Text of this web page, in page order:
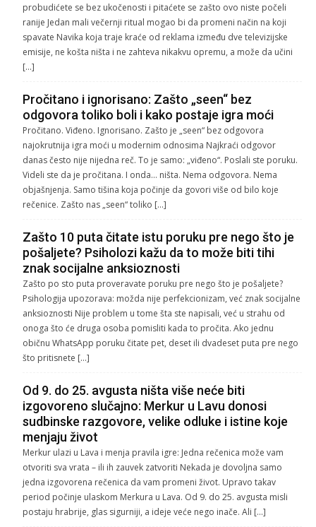
probudićete se bez ukočenosti i pitaćete se zašto ovo niste počeli
ranije Jedan mali večernji ritual mogao bi da promeni način na koji
spavate Navika koja traje kraće od reklama između dve televizijske
emisije, ne košta ništa i ne zahteva nikakvu opremu, a može da učini
[…]
Pročitano i ignorisano: Zašto „seen“ bez
odgovora toliko boli i kako postaje igra moći
Pročitano. Viđeno. Ignorisano. Zašto je „seen“ bez odgovora
najokrutnija igra moći u modernim odnosima Najkraći odgovor
danas često nije nijedna reč. To je samo: „viđeno“. Poslali ste poruku.
Videli ste da je pročitana. I onda… ništa. Nema odgovora. Nema
objašnjenja. Samo tišina koja počinje da govori više od bilo koje
rečenice. Zašto nas „seen“ toliko […]
Zašto 10 puta čitate istu poruku pre nego što je
pošaljete? Psiholozi kažu da to može biti tihi
znak socijalne anksioznosti
Zašto po sto puta proveravate poruku pre nego što je pošaljete?
Psihologija upozorava: možda nije perfekcionizam, već znak socijalne
anksioznosti Nije problem u tome šta ste napisali, već u strahu od
onoga što će druga osoba pomisliti kada to pročita. Ako jednu
običnu WhatsApp poruku čitate pet, deset ili dvadeset puta pre nego
što pritisnete […]
Od 9. do 25. avgusta ništa više neće biti
izgovoreno slučajno: Merkur u Lavu donosi
sudbinske razgovore, velike odluke i istine koje
menjaju život
Merkur ulazi u Lava i menja pravila igre: Jedna rečenica može vam
otvoriti sva vrata – ili ih zauvek zatvoriti Nekada je dovoljna samo
jedna izgovorena rečenica da vam promeni život. Upravo takav
period počinje ulaskom Merkura u Lava. Od 9. do 25. avgusta misli
postaju hrabrije, glas sigurniji, a ideje veće nego inače. Ali […]